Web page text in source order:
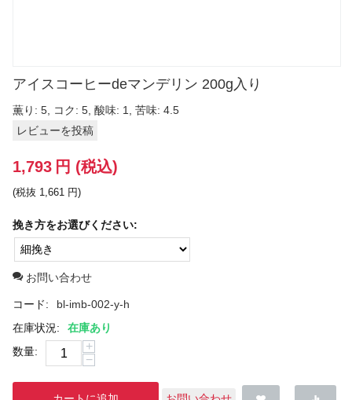
アイスコーヒーdeマンデリン 200g入り
薫り: 5, コク: 5, 酸味: 1, 苦味: 4.5
レビューを投稿
1,793 円 (税込)
(税抜 1,661 円)
挽き方をお選びください:
お問い合わせ
コード:
bl-imb-002-y-h
在庫状況:
在庫あり
数量:
+
−